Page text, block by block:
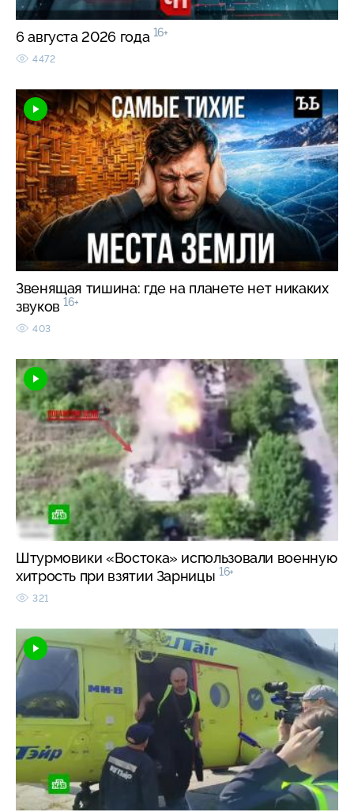
6 августа 2026 года 16+
4472
Звенящая тишина: где на планете нет никаких
звуков 16+
403
Штурмовики «Востока» использовали военную
хитрость при взятии Зарницы 16+
321